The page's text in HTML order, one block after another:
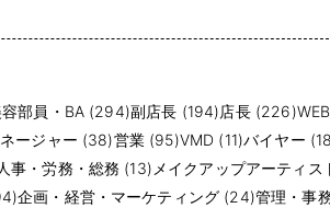
容部員・BA (294)副店長 (194)店長 (226)
ージャー (38)営業 (95)VMD (11)バイヤー
事・労務・総務 (13)メイクアップアーティス
企画・経営・マーケティング (24)管理・事